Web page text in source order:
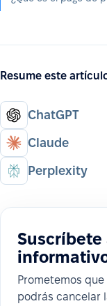
Resume este
ChatGPT
Claude
Perplexity
Prometemos
podrás cancelar